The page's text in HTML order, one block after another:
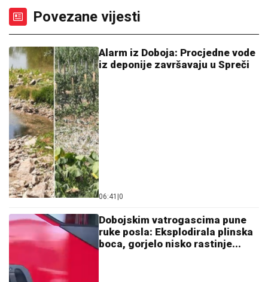
Povezane vijesti
Alarm iz Doboja: Procjedne vode
iz deponije završavaju u Spreči
06:41 0
Dobojskim vatrogascima pune
ruke posla: Eksplodirala plinska
boca, gorjelo nisko rastinje...